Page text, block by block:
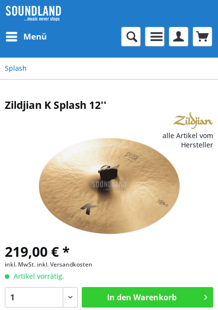
Menü
Splash
Zildjian K Splash 12''
alle Artikel vom
Hersteller
219,00 € *
inkl. MwSt. inkl. Versandkosten
Artikel vorrätig.
In den Warenkorb